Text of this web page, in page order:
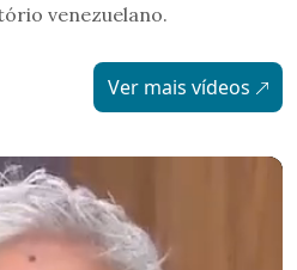
venezuelano.
Ver mais vídeos